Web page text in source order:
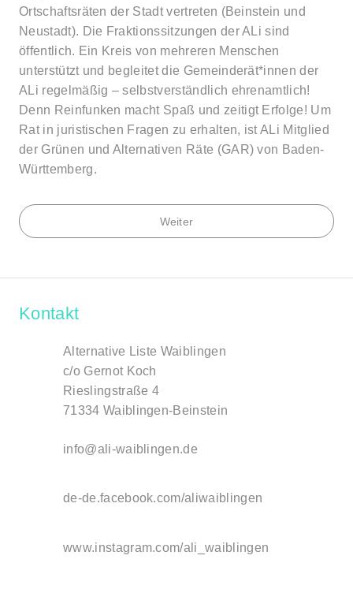
Ortschaftsräten der Stadt vertreten (Beinstein und
Neustadt). Die Fraktionssitzungen der ALi sind
öffentlich. Ein Kreis von mehreren Menschen
unterstützt und begleitet die Gemeinderät*innen der
ALi regelmäßig – selbstverständlich ehrenamtlich!
Denn Reinfunken macht Spaß und zeitigt Erfolge! Um
Rat in juristischen Fragen zu erhalten, ist ALi Mitglied
der Grünen und Alternativen Räte (GAR) von Baden-
Württemberg.
Weiter
Kontakt
Alternative Liste Waiblingen
c/o Gernot Koch
Rieslingstraße 4
71334 Waiblingen-Beinstein
info@ali-waiblingen.de
de-de.facebook.com/aliwaiblingen
www.instagram.com/ali_waiblingen